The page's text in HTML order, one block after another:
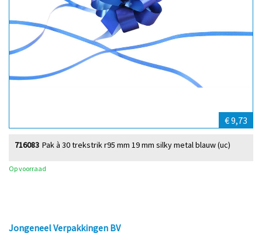
€ 9,73
Pak à 30 trekstrik r95 mm 19 mm silky metal blauw (uc)
716083
Op voorraad
Jongeneel Verpakkingen BV